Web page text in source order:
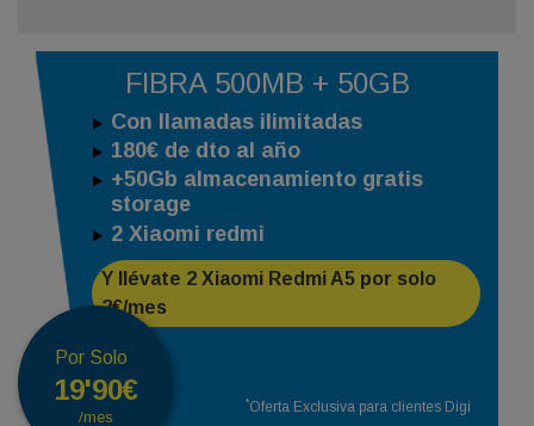
FIBRA 500MB + 50GB
Con llamadas ilimitadas
180€ de dto al año
+50Gb almacenamiento gratis
storage
2 Xiaomi redmi
Y llévate 2 Xiaomi Redmi A5 por solo
2€/mes
*Oferta Exclusiva para clientes Digi
Por Solo
19'90€
/mes